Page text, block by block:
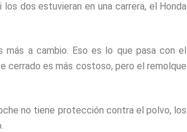
los dos estuvieran en una carrera, el Honda
más a cambio. Eso es lo que pasa con el
cerrado es más costoso, pero el remolque
no tiene protección contra el polvo, los